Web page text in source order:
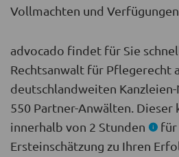
Vollmachten und
advocado findet für Sie
Rechtsanwalt für Pflegerecht
deutschlandweiten
550 Partner-Anwälten. Dieser
innerhalb von 2 Stunden
für
Ersteinschätzung zu Ihren